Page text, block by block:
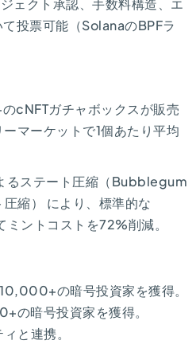
ェクト承認、手数料構造、エ
投票可能（SolanaのBPFラ
cNFTガチャボックスが販売
マーケットで1個あたり平均
ステート圧縮（Bubblegum
縮） により、標準的な
ントコストを72%削減。
の暗号投資家を獲得。
の暗号投資家を獲得。
と連携。